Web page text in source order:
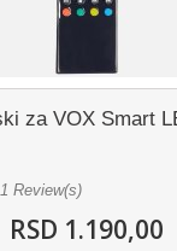
za VOX Smart
1 Review(s)
RSD 1.190,00